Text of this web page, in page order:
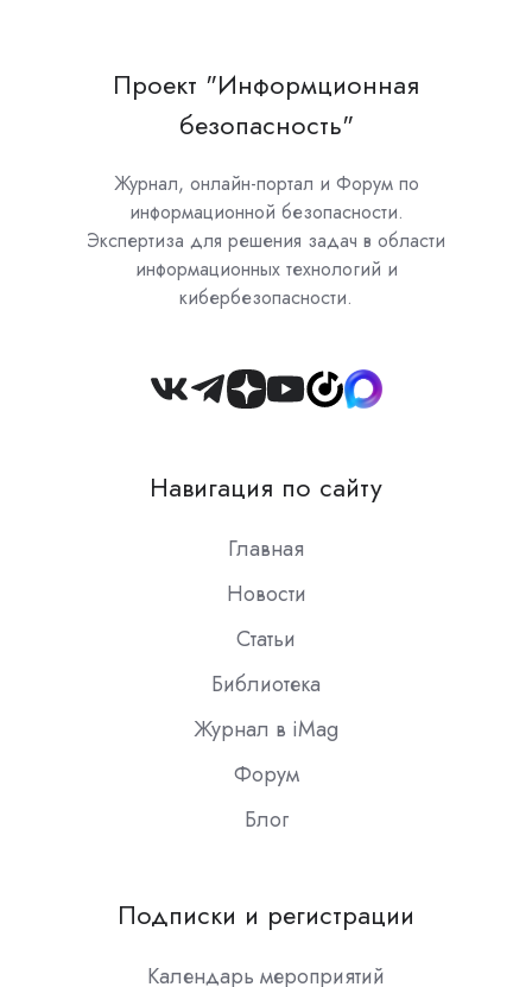
Проект "Информционная
безопасность"
Журнал, онлайн-портал и Форум по
информационной безопасности.
Экспертиза для решения задач в области
информационных технологий и
кибербезопасности.
Join
Slack
Навигация по сайту
Главная
Новости
Статьи
Библиотека
Журнал в iMag
Форум
Блог
Подписки и регистрации
Календарь мероприятий